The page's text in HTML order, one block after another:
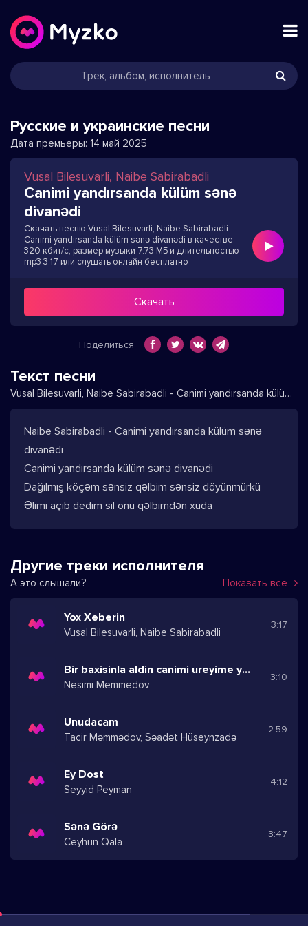
Русские и украинские песни
Дата премьеры: 14 май 2025
Vusal Bilesuvarli, Naibe Sabirabadli
Canimi yandırsanda külüm sənə
divanədi
Скачать песню Vusal Bilesuvarli, Naibe Sabirabadli -
Canimi yandırsanda külüm sənə divanədi в качестве
320 кбит/с, размер музыки 7.73 МБ и длительностью
mp3 3:17 или слушать онлайн бесплатно
Скачать
Поделиться
Текст песни
Vusal Bilesuvarli, Naibe Sabirabadli - Canimi yandırsanda külüm sənə divanədi
Naibe Sabirabadli - Canimi yandırsanda külüm sənə
divanədi
Canimi yandırsanda külüm sənə divanədi
Dağılmış köçəm sənsiz qəlbim sənsiz döyünmürkü
Əlimi açıb dedim sil onu qəlbimdən xuda
Другие треки исполнителя
А это слышали? Показать все
Yox Xeberin
Vusal Bilesuvarli, Naibe Sabirabadli
3:17
Bir baxisinla aldin canimi ureyime yazdim adini
Nesimi Memmedov
3:10
Unudacam
Tacir Məmmədov, Səadət Hüseynzadə
2:59
Ey Dost
Seyyid Peyman
4:12
Sənə Görə
Ceyhun Qala
3:47